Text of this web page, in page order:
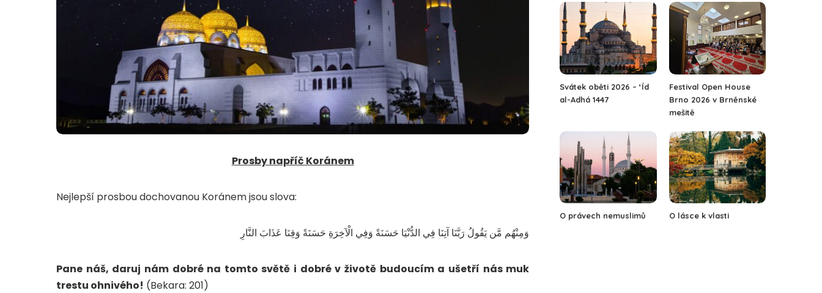
Prosby napříč Koránem
Nejlepší prosbou dochovanou Koránem jsou slova:
وَمِنْهُم مَّن يَقُولُ رَبَّنَا آتِنَا فِي الدُّنْيَا حَسَنَةً وَفِي الْآخِرَةِ حَسَنَةً وَقِنَا عَذَابَ النَّارِ
Pane náš, daruj nám dobré na tomto světě i dobré v životě budoucím a ušetří nás muk
trestu ohnivého! (Bekara: 201)
Svátek oběti 2026 – ‘Íd
al-Adhá 1447
Festival Open House
Brno 2026 v Brněnské
mešitě
O právech nemuslimů O lásce k vlasti